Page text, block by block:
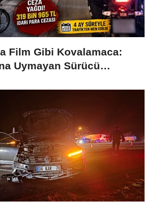
Film Gibi Kovalamaca:
Uymayan Sürücü